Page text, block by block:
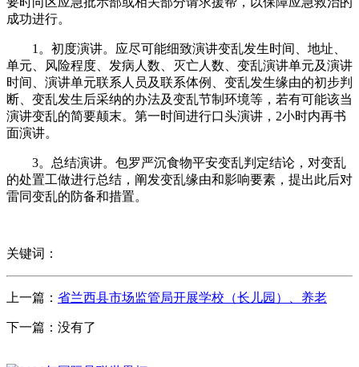
成功进行。
1。初度演讲。应尽可能细致演讲变乱发生时间、地址、
单元、风险程度、发病人数、灭亡人数、变乱演讲单元及演讲
时间、演讲单元联系人员及联系体例、变乱发生缘由的初步判
断、变乱发生后采纳的办法及变乱节制环境等，若有可能该当
演讲变乱的简要颠末。第一时间进行口头演讲，2小时内再书
面演讲。
3。总结演讲。包罗严沉食物平安变乱判定结论，对变乱
的处置工做进行总结，阐发变乱缘由和影响要素，提出此后对
雷同变乱的防备和措置。
关键词：
上一篇： 省兰西县市场监管局开展学校（长儿园）、养老
下一篇：没有了